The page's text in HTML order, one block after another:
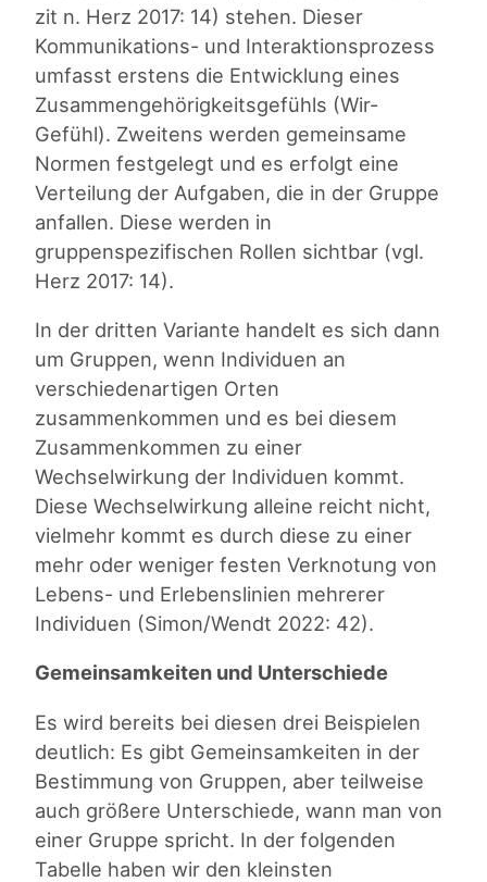
zit n. Herz 2017: 14) stehen. Dieser
Kommunikations- und Interaktionsprozess
umfasst erstens die Entwicklung eines
Zusammengehörigkeitsgefühls (Wir-
Gefühl). Zweitens werden gemeinsame
Normen festgelegt und es erfolgt eine
Verteilung der Aufgaben, die in der Gruppe
anfallen. Diese werden in
gruppenspezifischen Rollen sichtbar (vgl.
Herz 2017: 14).
In der dritten Variante handelt es sich dann
um Gruppen, wenn Individuen an
verschiedenartigen Orten
zusammenkommen und es bei diesem
Zusammenkommen zu einer
Wechselwirkung der Individuen kommt.
Diese Wechselwirkung alleine reicht nicht,
vielmehr kommt es durch diese zu einer
mehr oder weniger festen Verknotung von
Lebens- und Erlebenslinien mehrerer
Individuen (Simon/Wendt 2022: 42).
Gemeinsamkeiten und Unterschiede
Es wird bereits bei diesen drei Beispielen
deutlich: Es gibt Gemeinsamkeiten in der
Bestimmung von Gruppen, aber teilweise
auch größere Unterschiede, wann man von
einer Gruppe spricht. In der folgenden
Tabelle haben wir den kleinsten